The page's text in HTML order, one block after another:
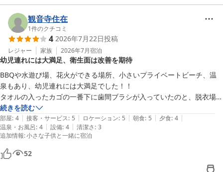
瀬戸内リゾート ベッセルおおち
副支配人　防越
瀬戸内リゾート ベッセルおおち
2026-07-28
お部屋の造りや清潔さ、広いベランダにご満足いただけたとのお言
葉を頂戴し、わんちゃん達も楽しくお過ごしいただけた様子がうか
がえて、スタッフ一同大変嬉しく思っております。
また、お散歩コースについて貴重なご意見をいただき重ねて御礼申
し上げます。愛犬家の皆様によりご満足いただける環境づくりのた
め、散歩コースマップの作成など、今後のサービス向上に向けて前
向きに検討させていただきます。
「また機会があれば宿泊したい」との温かいお言葉を励みに、より
良い施設づくりに努めてまいります。またぜひ、わんちゃん達と一
緒にお越しくださいませ。
再びお会いできる日を、スタッフ一同心よりお待ちしております。
観音寺住在
1件のクチコミ
4 2026年7月22日投稿
レジャー 家族 2026年7月宿泊
幼児連れには大満足、衛生面は改善を期待
BBQや水遊び場、花火ができる場所、小さいプライベートビーチ、温
泉もあり、幼児連れには大満足でした！！
タオルの入ったカゴの一番下に歯間ブラシが入っていたのと、脱衣場で
粗相があったみたいなのですが掃除が甘かったのでもっとしっかり除菌
等もした方がいいのと、水遊び場のお水が入れっぱなしなのかなと気に
なりました。
改善を期待してまた利用したいと思います。
続きを読む
部屋: 4 | 接客・サービス: 5 | ロケーション: 5 | 朝食: 5 | 夕食: 4 |
温泉・お風呂: 4 | 設備: 4 | 清潔さ: 3
追加情報:小さな子供と一緒に宿泊
52